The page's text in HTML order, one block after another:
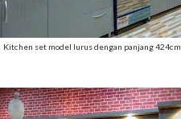
Kitchen set model lurus dengan panjang 424cm